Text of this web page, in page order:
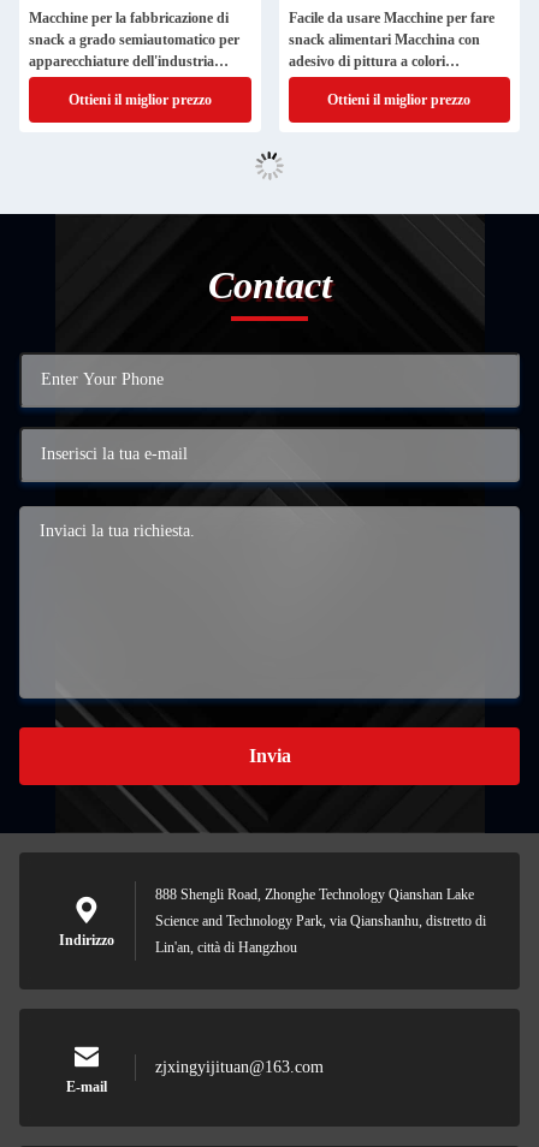
Macchine per la fabbricazione di
snack a grado semiautomatico per
apparecchiature dell'industria
alimentare
Ottieni il miglior prezzo
Facile da usare Macchine per fare
snack alimentari Macchina con
adesivo di pittura a colori
personalizzato
Ottieni il miglior prezzo
Contact
Invia
Indirizzo
888 Shengli Road, Zhonghe Technology Qianshan Lake
Science and Technology Park, via Qianshanhu, distretto di
Lin'an, città di Hangzhou
E-mail
zjxingyijituan@163.com